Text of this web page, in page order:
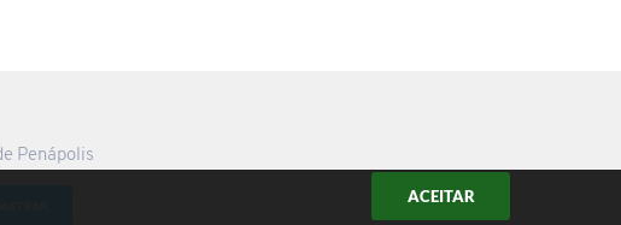
ACEITAR
Penápolis